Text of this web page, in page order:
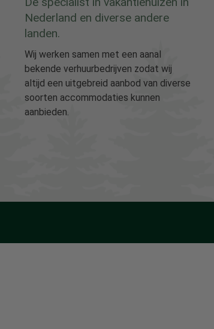
Nederland en diverse andere
landen.
Wij werken samen met een aanal
bekende verhuurbedrijven zodat wij
altijd een uitgebreid aanbod van diverse
soorten accommodaties kunnen
aanbieden.